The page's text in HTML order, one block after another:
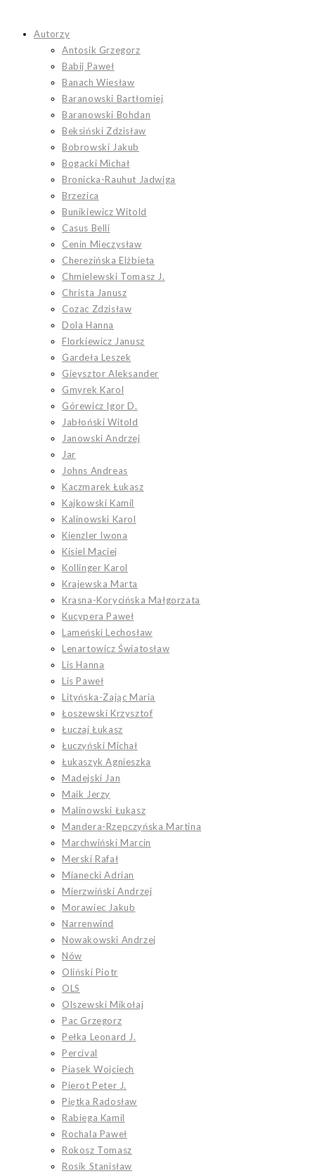
treści
Autorzy
Antosik Grzegorz
Babij Paweł
Banach Wiesław
Baranowski Bartłomiej
Baranowski Bohdan
Beksiński Zdzisław
Bobrowski Jakub
Bogacki Michał
Bronicka-Rauhut Jadwiga
Brzezica
Bunikiewicz Witold
Casus Belli
Cenin Mieczysław
Cherezińska Elżbieta
Chmielewski Tomasz J.
Christa Janusz
Cozac Zdzisław
Dola Hanna
Florkiewicz Janusz
Gardeła Leszek
Gieysztor Aleksander
Gmyrek Karol
Górewicz Igor D.
Jabłoński Witold
Janowski Andrzej
Jar
Johns Andreas
Kaczmarek Łukasz
Kajkowski Kamil
Kalinowski Karol
Kienzler Iwona
Kisiel Maciej
Kollinger Karol
Krajewska Marta
Krasna-Korycińska Małgorzata
Kucypera Paweł
Lameński Lechosław
Lenartowicz Światosław
Lis Hanna
Lis Paweł
Lityńska-Zając Maria
Łoszewski Krzysztof
Łuczaj Łukasz
Łuczyński Michał
Łukaszyk Agnieszka
Madejski Jan
Maik Jerzy
Malinowski Łukasz
Mandera-Rzepczyńska Martina
Marchwiński Marcin
Merski Rafał
Mianecki Adrian
Mierzwiński Andrzej
Morawiec Jakub
Narrenwind
Nowakowski Andrzej
Nów
Oliński Piotr
OLS
Olszewski Mikołaj
Pac Grzegorz
Pełka Leonard J.
Percival
Piasek Wojciech
Pierot Peter J.
Piętka Radosław
Rabiega Kamil
Rochala Paweł
Rokosz Tomasz
Rosik Stanisław